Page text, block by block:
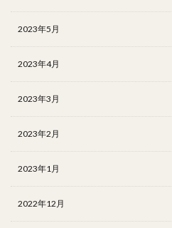
2023年5月
2023年4月
2023年3月
2023年2月
2023年1月
2022年12月